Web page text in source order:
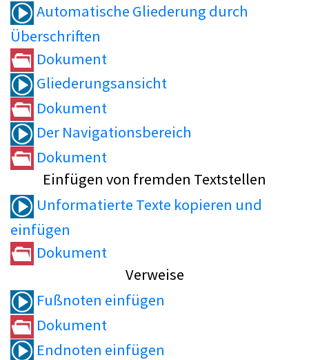
Automatische Gliederung durch
Überschriften
Dokument
Gliederungsansicht
Dokument
Der Navigationsbereich
Dokument
Einfügen von fremden Textstellen
Unformatierte Texte kopieren und
einfügen
Dokument
Verweise
Fußnoten einfügen
Dokument
Endnoten einfügen